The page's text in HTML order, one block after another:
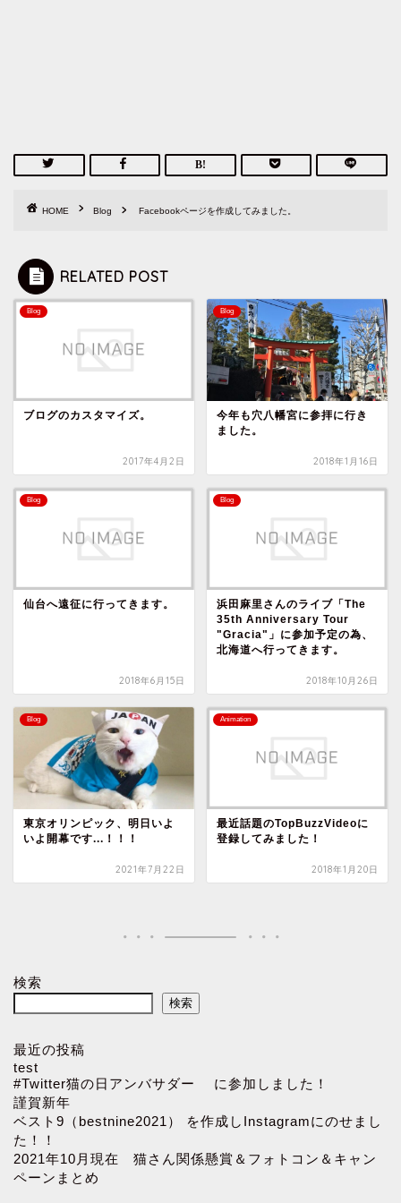
HOME Blog Facebookページを作成してみました。
RELATED POST
Blog
ブログのカスタマイズ。
2017年4月2日
Blog
今年も穴八幡宮に参拝に行き
ました。
2018年1月16日
Blog
仙台へ遠征に行ってきます。
2018年6月15日
Blog
浜田麻里さんのライブ「The
35th Anniversary Tour
"Gracia"」に参加予定の為、
北海道へ行ってきます。
2018年10月26日
Blog
東京オリンピック、明日いよ
いよ開幕です...！！！
2021年7月22日
Animation
最近話題のTopBuzzVideoに
登録してみました！
2018年1月20日
検索
検索
最近の投稿
test
#Twitter猫の日アンバサダー に参加しました！
謹賀新年
ベスト9（bestnine2021） を作成しInstagramにのせまし
た！！
2021年10月現在 猫さん関係懸賞＆フォトコン＆キャン
ペーンまとめ